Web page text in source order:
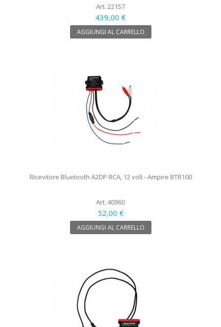
Art. 22157
439,00 €
AGGIUNGI AL CARRELLO
Ricevitore Bluetooth A2DP RCA, 12 volt - Ampire BTR100
Art. 40960
52,00 €
AGGIUNGI AL CARRELLO